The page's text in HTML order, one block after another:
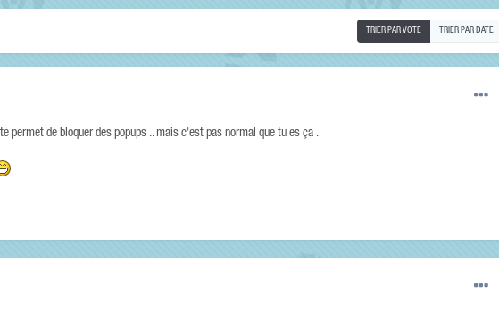
TRIER PAR VOTE TRIER PAR DATE
permet de bloquer des popups .. mais c'est pas normal que tu es ça .